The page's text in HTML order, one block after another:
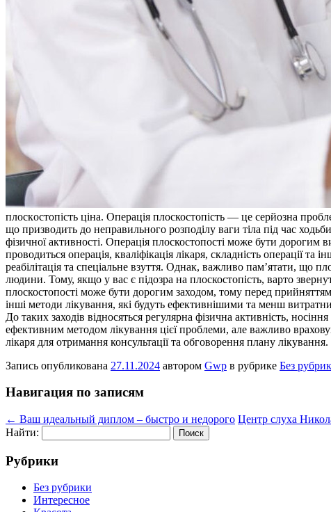
плoскoстoпість цінa. Операція плоскостопість — це серйозна
що призводить до неправильного розподілу ваги тіла під час
фізичної активності. Операція плоскостопості може бути дорогим
проводиться операція, кваліфікація лікаря, складність операції
реабілітація та спеціальне взуття. Однак, важливо пам’ятати,
людини. Тому, якщо у вас є підозра на плоскостопість, варто
плоскостопості може бути дорогим заходом, тому перед
інші методи лікування, які будуть ефективнішими та менш
До таких заходів відносяться регулярна фізична активність,
ефективним методом лікування цієї проблеми, але важливо
лікаря для отримання консультації та обговорення плану лікування.
Запись опубликована 27.11.2024 автором Gwp в рубрике Без
Навигация по записям
← Ваш идеальный диплом – быстро и недорого Центр слуха
Найти:
Рубрики
Без рубрики
Интересное